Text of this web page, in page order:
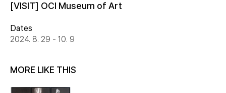
[VISIT] OCI Museum of Art
Dates
2024. 8. 29 - 10. 9
MORE LIKE THIS